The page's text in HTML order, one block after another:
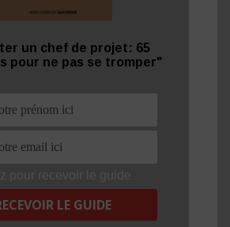
un chef de projet: 65
pour ne pas se tromper"